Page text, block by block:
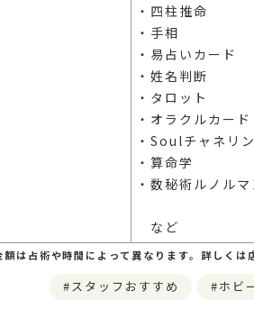
・四柱推命
・手相
・易占いカード
・姓名判断
・タロット
・オラクルカード
・Soulチャネリ
・算命学
・数秘術ルノルマ
など
は占術や時間によって異なります。詳しくは
スタッフおすすめ ホビ